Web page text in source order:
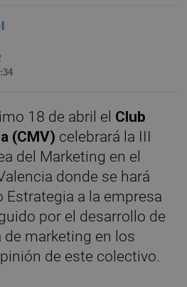
18 de abril el Club
(CMV) celebrará la III
del Marketing en el
donde se hará
Estrategia a la empresa
por el desarrollo de
de marketing en los
de este colectivo.